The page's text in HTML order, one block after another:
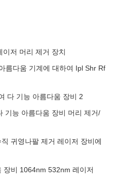
저 머리 제거 장치
름다움 기계에 대하여 Ipl Shr Rf
다 기능 아름다움 장비 2
기능 아름다움 장비 머리 제거/
귀영나팔 제거 레이저 장비에
장비 1064nm 532nm 레이저